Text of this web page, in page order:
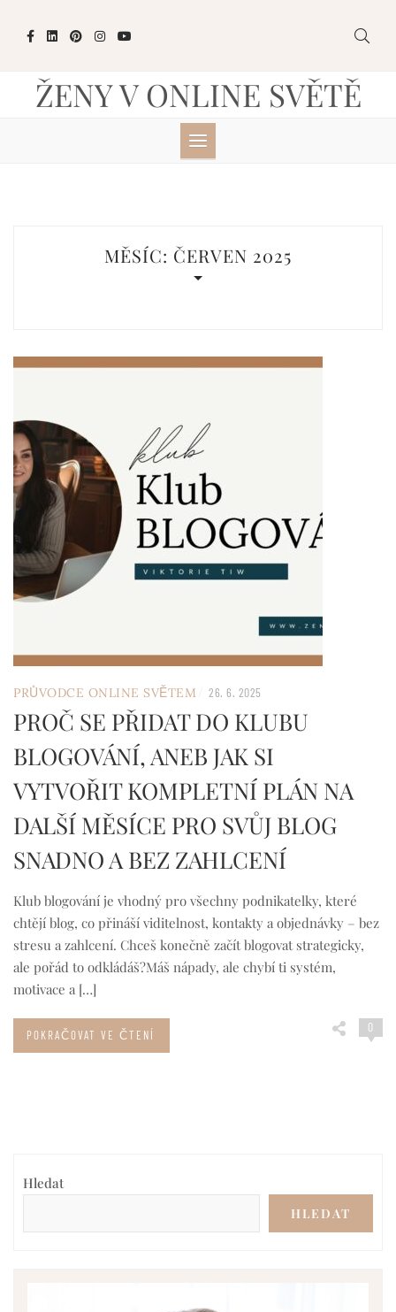
ŽENY V ONLINE SVĚTĚ
MĚSÍC: ČERVEN 2025
PRŮVODCE ONLINE SVĚTEM 26. 6. 2025
PROČ SE PŘIDAT DO KLUBU
BLOGOVÁNÍ, ANEB JAK SI
VYTVOŘIT KOMPLETNÍ PLÁN NA
DALŠÍ MĚSÍCE PRO SVŮJ BLOG
SNADNO A BEZ ZAHLCENÍ
Klub blogování je vhodný pro všechny podnikatelky, které
chtějí blog, co přináší viditelnost, kontakty a objednávky – bez
stresu a zahlcení. Chceš konečně začít blogovat strategicky,
ale pořád to odkládáš?Máš nápady, ale chybí ti systém,
motivace a […]
0
POKRAČOVAT VE ČTENÍ
Hledat
HLEDAT